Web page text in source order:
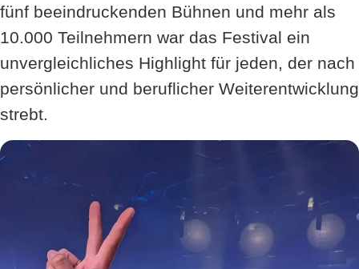
fünf beeindruckenden Bühnen und mehr als
10.000 Teilnehmern war das Festival ein
unvergleichliches Highlight für jeden, der nach
persönlicher und beruflicher Weiterentwicklung
strebt.